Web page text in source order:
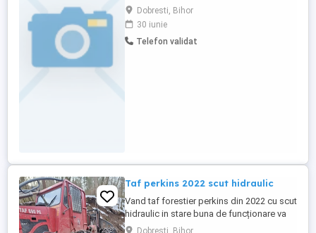
Onești Relatii la
Dobresti, Bihor
30 iunie
Telefon validat
Taf perkins 2022 scut hidraulic
Vand taf forestier perkins din 2022 cu scut
hidraulic in stare buna de funcționare va
rog sa sunați RASPUND LA MESAJE
Dobresti, Bihor